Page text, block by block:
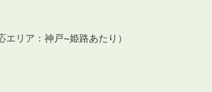
エリア：神戸~姫路あたり）